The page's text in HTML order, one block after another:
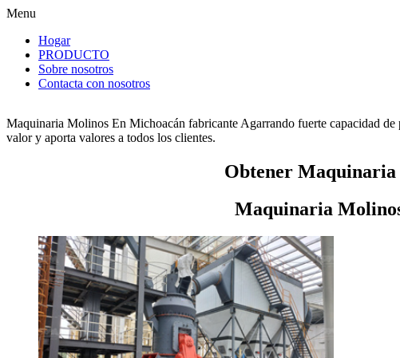
Menu
Hogar
PRODUCTO
Sobre nosotros
Contacta con nosotros
Maquinaria Molinos En Michoacán fabricante Agarrando fuerte capacidad
valor y aporta valores a todos los clientes.
Obtener
Maquinaria